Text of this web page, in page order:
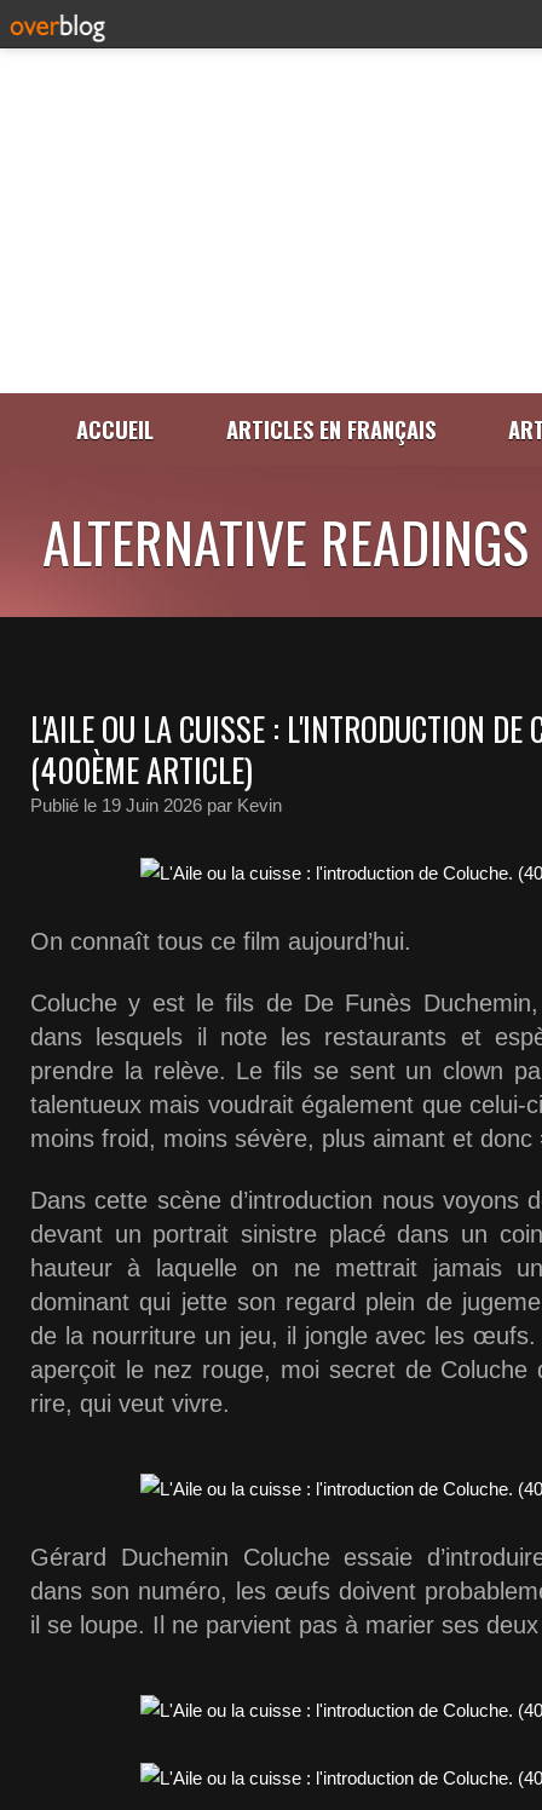
ACCUEIL ARTICLES EN FRANÇAIS
ALTERNATIVE READINGS
L'AILE OU LA CUISSE : L'INTRODUCTION DE
(400ÈME ARTICLE)
Publié le 19 Juin 2026 par Kevin
On connaît tous ce film aujourd’hui.
Coluche y est le fils de De Funès
dans lesquels il note les restaurants et
prendre la relève. Le fils se sent un clown
talentueux mais voudrait également que celui-
moins froid, moins sévère, plus aimant et donc
Dans cette scène d’introduction nous voyons
devant un portrait sinistre placé dans un
hauteur à laquelle on ne mettrait jamais
dominant qui jette son regard plein de
de la nourriture un jeu, il jongle avec les
aperçoit le nez rouge, moi secret de
rire, qui veut vivre.
Gérard Duchemin Coluche essaie
dans son numéro, les œufs doivent
il se loupe. Il ne parvient pas à marier ses